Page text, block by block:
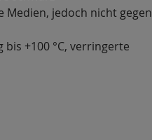
Medien, jedoch nicht gegen
bis +100 °C, verringerte